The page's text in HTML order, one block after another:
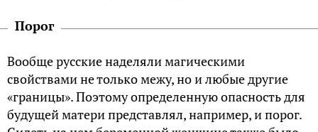
Порог
Вообще русские наделяли магическими
свойствами не только межу, но и любые другие
«границы». Поэтому определенную опасность для
будущей матери представлял, например, и порог.